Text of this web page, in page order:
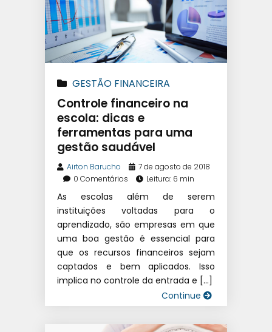
GESTÃO FINANCEIRA
ESCOLAR | SISTEMA DE GESTÃO
EDUCACIONAL | SOFTWARE
ESCOLAR
Controle financeiro na
escola: dicas e
ferramentas para uma
gestão saudável
Airton Barucho
7 de agosto de 2018
0 Comentários
Leitura: 6 min
As escolas além de serem
instituições voltadas para o
aprendizado, são empresas em que
uma boa gestão é essencial para
que os recursos financeiros sejam
captados e bem aplicados. Isso
implica no controle da entrada e […]
Continue